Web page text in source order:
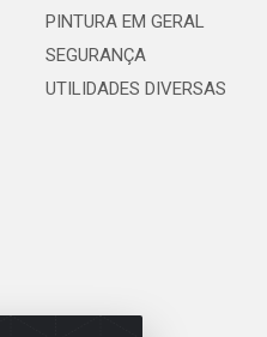
PINTURA EM GERAL
SEGURANÇA
UTILIDADES DIVERSAS